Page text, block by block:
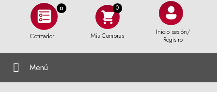
0
Cotizador Mis Compras
Inicio sesión/
Registro
Menú